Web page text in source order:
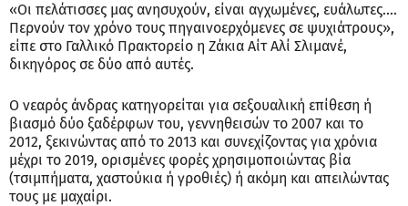
«Οι πελάτισσες μας ανησυχούν, είναι αγχωμένες, ευάλωτες....
Περνούν τον χρόνο τους πηγαινοερχόμενες σε ψυχιάτρους»,
είπε στο Γαλλικό Πρακτορείο η Ζάκια Αίτ Αλί Σλιμανέ,
δικηγόρος σε δύο από αυτές.
Ο νεαρός άνδρας κατηγορείται για σεξουαλική επίθεση ή
βιασμό δύο ξαδέρφων του, γεννηθεισών το 2007 και το
2012, ξεκινώντας από το 2013 και συνεχίζοντας για χρόνια
μέχρι το 2019, ορισμένες φορές χρησιμοποιώντας βία
(τσιμπήματα, χαστούκια ή γροθιές) ή ακόμη και απειλώντας
τους με μαχαίρι.